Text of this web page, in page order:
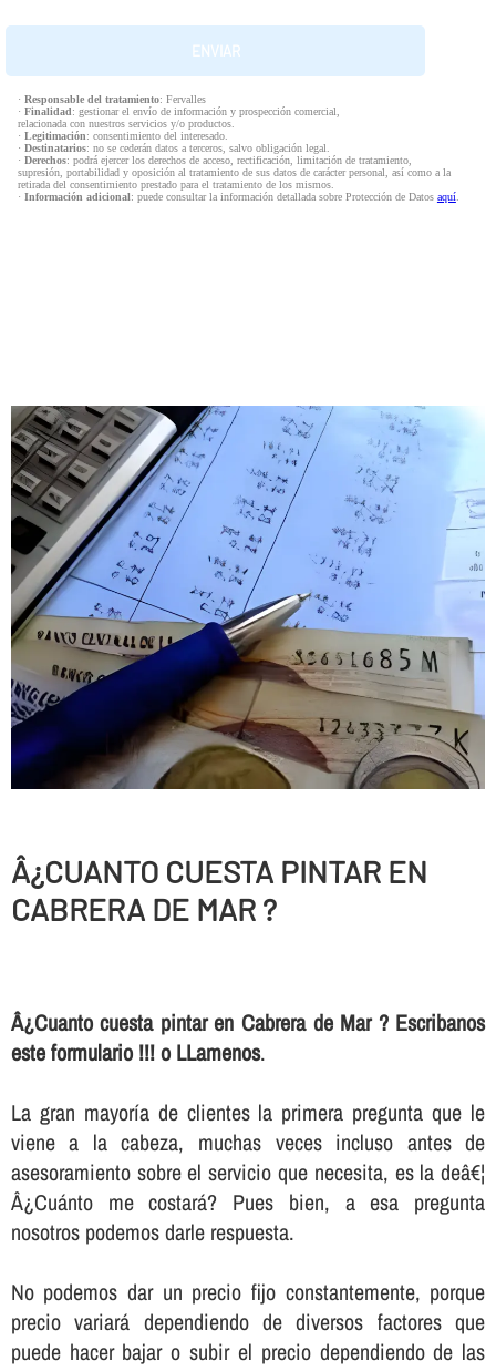
· Responsable del tratamiento: Fervalles
· Finalidad: gestionar el envío de información y prospección comercial,
relacionada con nuestros servicios y/o productos.
· Legitimación: consentimiento del interesado.
· Destinatarios: no se cederán datos a terceros, salvo obligación legal.
· Derechos: podrá ejercer los derechos de acceso, rectificación, limitación de tratamiento,
supresión, portabilidad y oposición al tratamiento de sus datos de carácter personal, así como a la
retirada del consentimiento prestado para el tratamiento de los mismos.
· Información adicional: puede consultar la información detallada sobre Protección de Datos aquí.
Â¿CUANTO CUESTA PINTAR EN
CABRERA DE MAR ?
Â¿Cuanto cuesta pintar en Cabrera de Mar ? Escribanos
este formulario !!! o LLamenos.
La gran mayorí­a de clientes la primera pregunta que le
viene a la cabeza, muchas veces incluso antes de
asesoramiento sobre el servicio que necesita, es la deâ€¦
Â¿Cuánto me costará? Pues bien, a esa pregunta
nosotros podemos darle respuesta.
No podemos dar un precio fijo constantemente, porque
precio variará dependiendo de diversos factores que
puede hacer bajar o subir el precio dependiendo de las